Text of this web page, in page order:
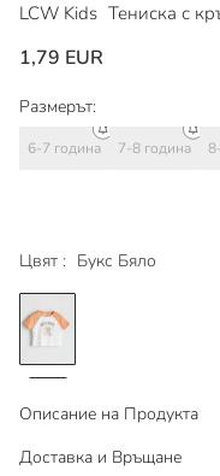
LCW Kids Тениска с
1,79 EUR
Цвят : Букс Бяло
Размерът:
6-7 година 7-8 година
Описание на Продукта
Доставка и Връщане